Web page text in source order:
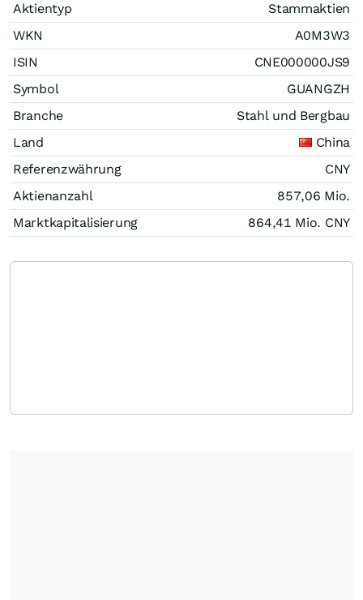
Aktientyp
Stammaktien
WKN
A0M3W3
ISIN
CNE000000JS9
Symbol
GUANGZH
Branche
Stahl und Bergbau
Land
China
Referenzwährung
CNY
Aktienanzahl
857,06 Mio.
Marktkapitalisierung
864,41 Mio. CNY